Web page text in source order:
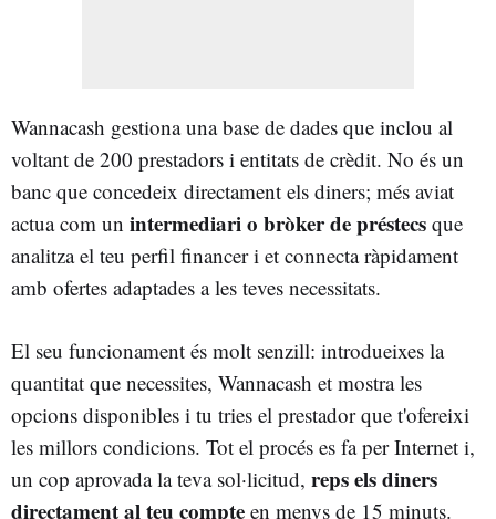
Wannacash gestiona una base de dades que inclou al
voltant de 200 prestadors i entitats de crèdit. No és un
banc que concedeix directament els diners; més aviat
actua com un intermediari o bròker de préstecs que
analitza el teu perfil financer i et connecta ràpidament
amb ofertes adaptades a les teves necessitats.
El seu funcionament és molt senzill: introdueixes la
quantitat que necessites, Wannacash et mostra les
opcions disponibles i tu tries el prestador que t'ofereixi
les millors condicions. Tot el procés es fa per Internet i,
un cop aprovada la teva sol·licitud, reps els diners
directament al teu compte en menys de 15 minuts.